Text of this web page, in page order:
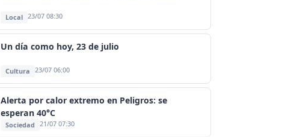
Local 23/07 08:30
Un día como hoy, 23 de julio
Cultura 23/07 06:00
Alerta por calor extremo en Peligros: se
esperan 40°C
Sociedad 21/07 07:30